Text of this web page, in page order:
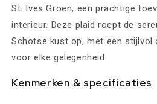
St. Ives Groen, een prachtige
interieur. Deze plaid roept de
Schotse kust op, met een
voor elke gelegenheid.
Kenmerken & specificaties